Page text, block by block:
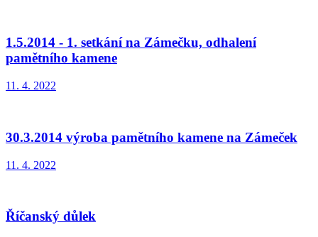
1.5.2014 - 1. setkání na Zámečku, odhalení
pamětního kamene
11. 4. 2022
30.3.2014 výroba pamětního kamene na Zámeček
11. 4. 2022
Říčanský důlek